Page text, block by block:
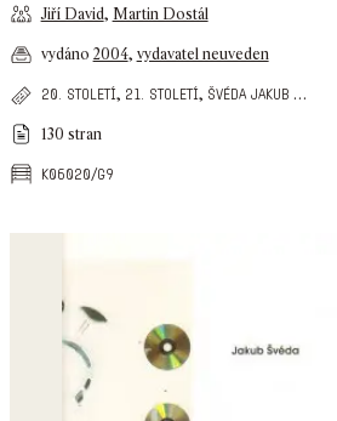
Jiří David, Martin Dostál
vydáno 2004, vydavatel neuveden
20. století, 21. století, švéda jakub …
130 stran
k06020/g9